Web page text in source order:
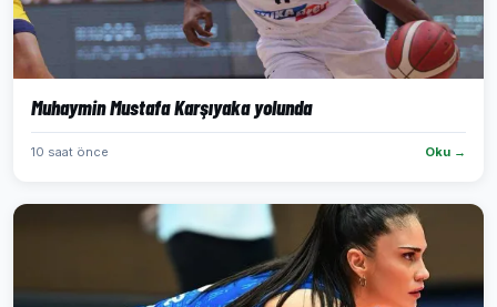
Muhaymin Mustafa Karşıyaka yolunda
10 saat önce Oku →